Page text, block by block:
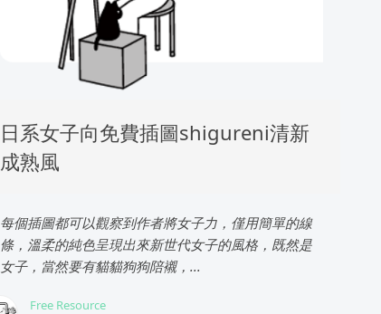
日系女子向免費插圖shigureni清新
成熟風
每個插圖都可以觀察到作者將女子力，僅用簡單的線
條，溫柔的純色呈現出來新世代女子的風格，既然是
女子，當然要有貓貓狗狗陪襯，...
Free Resource